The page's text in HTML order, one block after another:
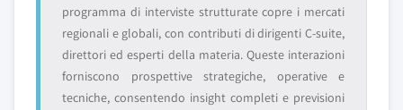
programma di interviste strutturate copre i mercati
regionali e globali, con contributi di dirigenti C-suite,
direttori ed esperti della materia. Queste interazioni
forniscono prospettive strategiche, operative e
tecniche, consentendo insight completi e previsioni